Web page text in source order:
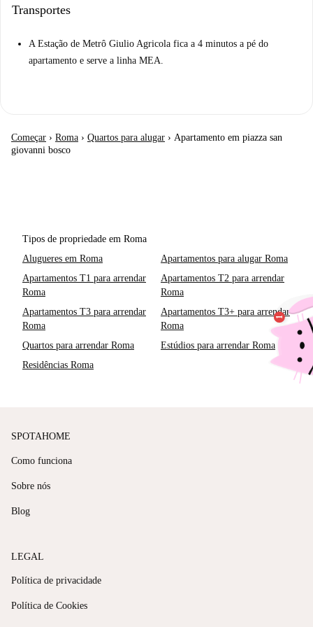
Transportes
A Estação de Metrô Giulio Agricola fica a 4 minutos a pé do
apartamento e serve a linha MEA.
Começar › Roma › Quartos para alugar › Apartamento em piazza san
giovanni bosco
Tipos de propriedade em Roma
Alugueres em Roma
Apartamentos para alugar Roma
Apartamentos T1 para arrendar
Roma
Apartamentos T2 para arrendar
Roma
Apartamentos T3 para arrendar
Roma
Apartamentos T3+ para arrendar
Roma
Quartos para arrendar Roma
Estúdios para arrendar Roma
Residências Roma
SPOTAHOME
Como funciona
Sobre nós
Blog
LEGAL
Política de privacidade
Política de Cookies